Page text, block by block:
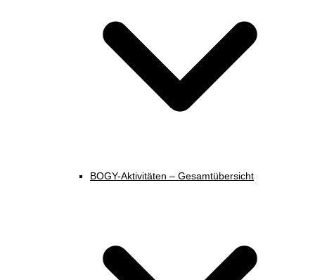
BOGY-Aktivitäten – Gesamtübersicht